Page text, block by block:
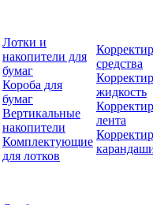
Лотки и
накопители для
бумаг
Короба для
бумаг
Вертикальные
накопители
Комплектующие
для лотков
средства
жидкость
лента